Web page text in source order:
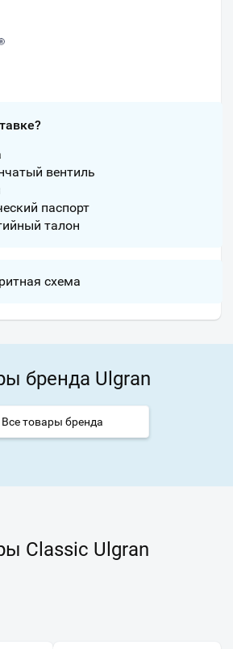
вентиль
паспорт
талон
схема
бренда Ulgran
Все товары бренда
Classic Ulgran